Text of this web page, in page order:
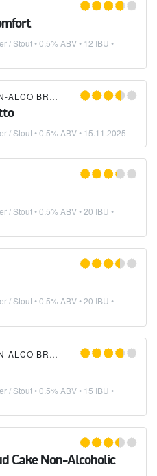
/ Stout• 0.5% ABV • 12 IBU •
ZERO POINT NON-ALCO BREWING COMPANY
/ Stout• 0.5% ABV • 15.11.2025
/ Stout• 0.5% ABV • 20 IBU •
/ Stout• 0.5% ABV • 20 IBU •
ZERO POINT NON-ALCO BREWING COMPANY
/ Stout• 0.5% ABV • 15 IBU •
Cake Non-Alcoholic